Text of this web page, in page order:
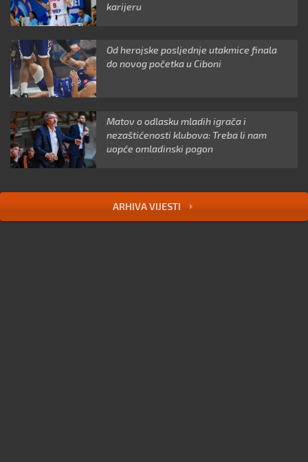
karijeru
Od herojske posljednje utakmice finala
do novog početka u Ciboni
Matov o odlasku mladih igrača i
nezaštićenosti klubova: Treba li nam
uopće omladinski pogon
ARHIVA VIJESTI